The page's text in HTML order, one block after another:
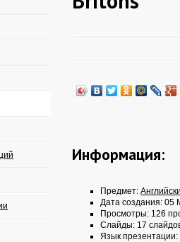
Информация:
Предмет:
Дата создания: 05
Просмотры: 126
Слайды: 17
Язык презентации: